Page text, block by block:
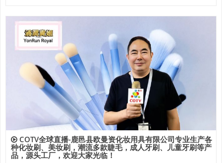
COTV全球直播-鹿邑县欧曼资化妆用具有限公司专业生产各
种化妆刷、美妆刷，潮流多款睫毛，成人牙刷、儿童牙刷等产
品，源头工厂，欢迎大家光临！